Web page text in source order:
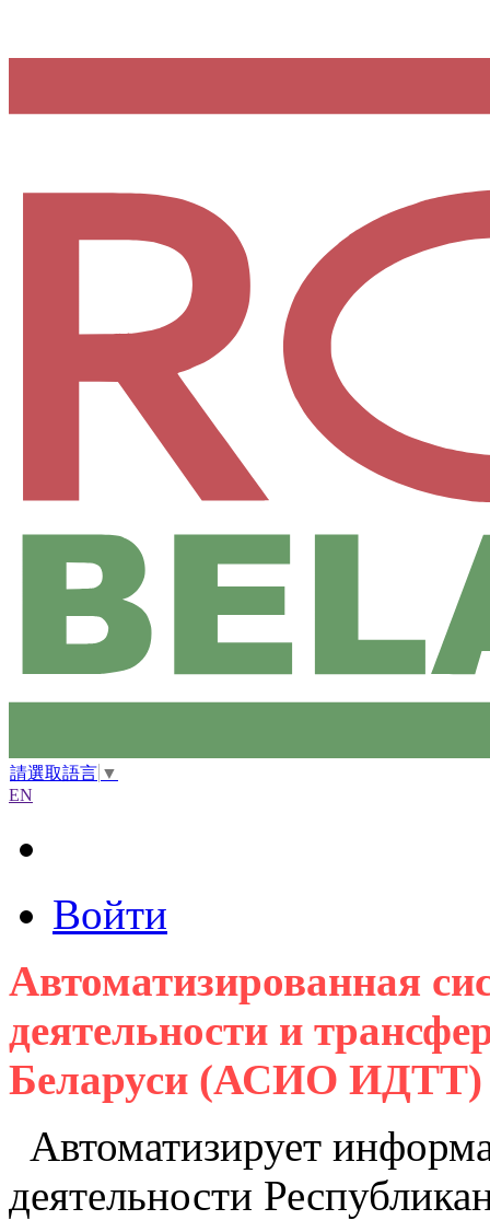
請選取語言 ▼
EN
Войти
Автоматизированная
деятельности и
Беларуси (АСИО ИДТТ)
Автоматизирует
деятельности